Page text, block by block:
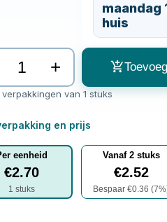
maandag
huis
+
van 1 stuks
en prijs
eenheid
€2.70
1 stuks
Vanaf 2stuks
€2.52
Bespaar €0.36 (7